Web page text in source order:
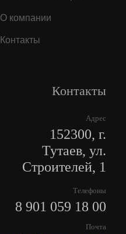
О компании
Контакты
Контакты
Адрес
152300, г.
Тутаев, ул.
Строителей, 1
Телефоны
8 901 059 18 00
Почта